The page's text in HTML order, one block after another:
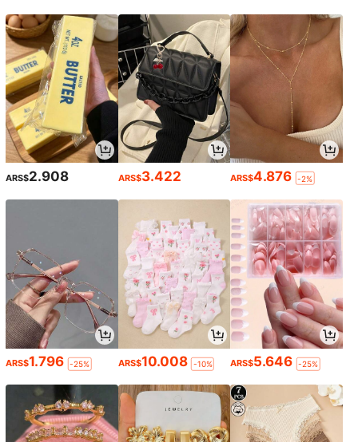
ARS$2.908 ARS$3.422 ARS$4.876 -2%
ARS$1.796 -25% ARS$10.008 -10% ARS$5.646 -25%